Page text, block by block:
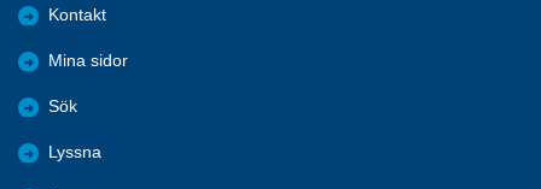
Kontakt
Mina sidor
Sök
Lyssna